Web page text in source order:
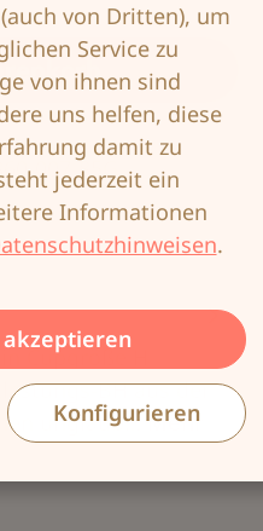
007-85G
Cupgröße H
BH aus der
unglaub…Mehr
von Dritten), um
Service zu
von ihnen sind
uns helfen, diese
damit zu
jederzeit ein
Informationen
.
Konfigurieren